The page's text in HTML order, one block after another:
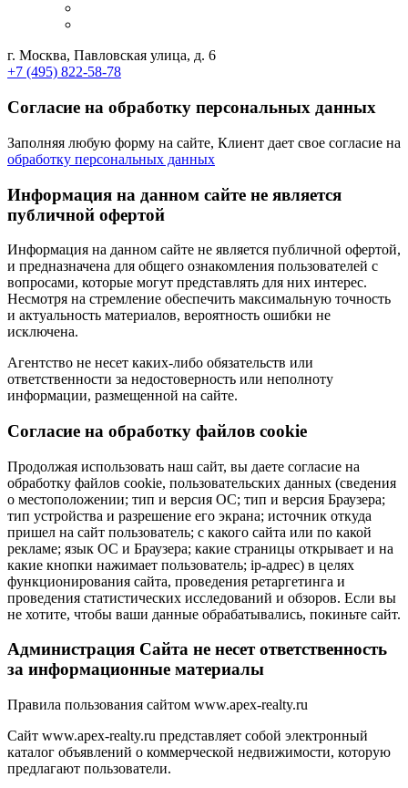
г. Москва, Павловская улица, д. 6
+7 (495) 822-58-78
Согласие на обработку персональных данных
Заполняя любую форму на сайте, Клиент дает свое согласие на
обработку персональных данных
Информация на данном сайте не является
публичной офертой
Информация на данном сайте не является публичной офертой,
и предназначена для общего ознакомления пользователей с
вопросами, которые могут представлять для них интерес.
Несмотря на стремление обеспечить максимальную точность
и актуальность материалов, вероятность ошибки не
исключена.
Агентство не несет каких-либо обязательств или
ответственности за недостоверность или неполноту
информации, размещенной на сайте.
Cогласие на обработку файлов cookie
Продолжая использовать наш сайт, вы даете согласие на
обработку файлов cookie, пользовательских данных (сведения
о местоположении; тип и версия ОС; тип и версия Браузера;
тип устройства и разрешение его экрана; источник откуда
пришел на сайт пользователь; с какого сайта или по какой
рекламе; язык ОС и Браузера; какие страницы открывает и на
какие кнопки нажимает пользователь; ip-адрес) в целях
функционирования сайта, проведения ретаргетинга и
проведения статистических исследований и обзоров. Если вы
не хотите, чтобы ваши данные обрабатывались, покиньте сайт.
Администрация Сайта не несет ответственность
за информационные материалы
Правила пользования сайтом www.apex-realty.ru
Сайт www.apex-realty.ru представляет собой электронный
каталог объявлений о коммерческой недвижимости, которую
предлагают пользователи.